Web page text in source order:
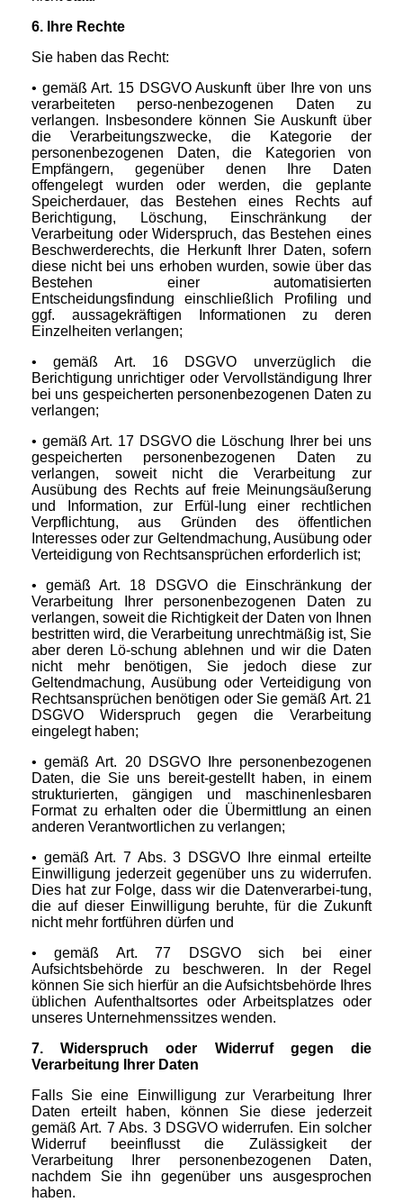
6. Ihre Rechte
Sie haben das Recht:
• gemäß Art. 15 DSGVO Auskunft über Ihre von uns
verarbeiteten perso-nenbezogenen Daten zu
verlangen. Insbesondere können Sie Auskunft über
die Verarbeitungszwecke, die Kategorie der
personenbezogenen Daten, die Kategorien von
Empfängern, gegenüber denen Ihre Daten
offengelegt wurden oder werden, die geplante
Speicherdauer, das Bestehen eines Rechts auf
Berichtigung, Löschung, Einschränkung der
Verarbeitung oder Widerspruch, das Bestehen eines
Beschwerderechts, die Herkunft Ihrer Daten, sofern
diese nicht bei uns erhoben wurden, sowie über das
Bestehen einer automatisierten
Entscheidungsfindung einschließlich Profiling und
ggf. aussagekräftigen Informationen zu deren
Einzelheiten verlangen;
• gemäß Art. 16 DSGVO unverzüglich die
Berichtigung unrichtiger oder Vervollständigung Ihrer
bei uns gespeicherten personenbezogenen Daten zu
verlangen;
• gemäß Art. 17 DSGVO die Löschung Ihrer bei uns
gespeicherten personenbezogenen Daten zu
verlangen, soweit nicht die Verarbeitung zur
Ausübung des Rechts auf freie Meinungsäußerung
und Information, zur Erfül-lung einer rechtlichen
Verpflichtung, aus Gründen des öffentlichen
Interesses oder zur Geltendmachung, Ausübung oder
Verteidigung von Rechtsansprüchen erforderlich ist;
• gemäß Art. 18 DSGVO die Einschränkung der
Verarbeitung Ihrer personenbezogenen Daten zu
verlangen, soweit die Richtigkeit der Daten von Ihnen
bestritten wird, die Verarbeitung unrechtmäßig ist, Sie
aber deren Lö-schung ablehnen und wir die Daten
nicht mehr benötigen, Sie jedoch diese zur
Geltendmachung, Ausübung oder Verteidigung von
Rechtsansprüchen benötigen oder Sie gemäß Art. 21
DSGVO Widerspruch gegen die Verarbeitung
eingelegt haben;
• gemäß Art. 20 DSGVO Ihre personenbezogenen
Daten, die Sie uns bereit-gestellt haben, in einem
strukturierten, gängigen und maschinenlesbaren
Format zu erhalten oder die Übermittlung an einen
anderen Verantwortlichen zu verlangen;
• gemäß Art. 7 Abs. 3 DSGVO Ihre einmal erteilte
Einwilligung jederzeit gegenüber uns zu widerrufen.
Dies hat zur Folge, dass wir die Datenverarbei-tung,
die auf dieser Einwilligung beruhte, für die Zukunft
nicht mehr fortführen dürfen und
• gemäß Art. 77 DSGVO sich bei einer
Aufsichtsbehörde zu beschweren. In der Regel
können Sie sich hierfür an die Aufsichtsbehörde Ihres
üblichen Aufenthaltsortes oder Arbeitsplatzes oder
unseres Unternehmenssitzes wenden.
7. Widerspruch oder Widerruf gegen die
Verarbeitung Ihrer Daten
Falls Sie eine Einwilligung zur Verarbeitung Ihrer
Daten erteilt haben, können Sie diese jederzeit
gemäß Art. 7 Abs. 3 DSGVO widerrufen. Ein solcher
Widerruf beeinflusst die Zulässigkeit der
Verarbeitung Ihrer personenbezogenen Daten,
nachdem Sie ihn gegenüber uns ausgesprochen
haben.